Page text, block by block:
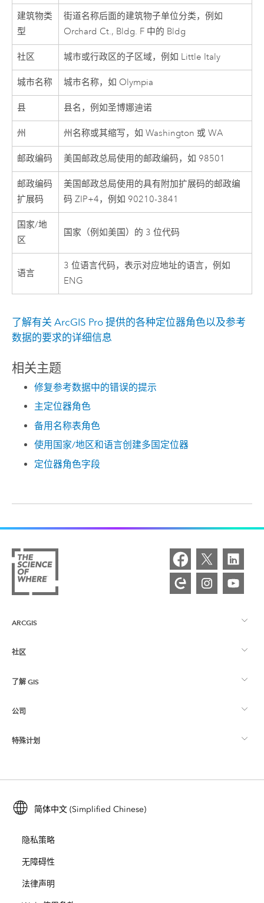
建筑物类
型
街道名称后面的建筑物子单位分类，例如
Orchard Ct., Bldg. F 中的 Bldg
社区 城市或行政区的子区域，例如 Little Italy
城市名称 城市名称，如 Olympia
县 县名，例如圣博娜迪诺
州 州名称或其缩写，如 Washington 或 WA
邮政编码 美国邮政总局使用的邮政编码，如 98501
邮政编码
扩展码
美国邮政总局使用的具有附加扩展码的邮政编
码 ZIP+4，例如 90210-3841
国家/地
区
国家（例如美国）的 3 位代码
语言
3 位语言代码，表示对应地址的语言，例如
ENG
了解有关 ArcGIS Pro提供的各种定位器角色以及参考
数据的要求的详细信息
相关主题
修复参考数据中的错误的提示
主定位器角色
备用名称表角色
使用国家/地区和语言创建多国定位器
定位器角色字段
ARCGIS
ArcGIS 概览
制图
Esri Store
社区
Esri 社区
ArcGIS 博客
Esri 年轻专家关系网
了解 GIS
什么是 GIS？
位置智能
培训
ArcUser
ArcNews
ArcWatch
公司
关于 Esri
招贤纳士
开放视野
特殊计划
ArcGIS for Student Use
保护
简体中文 (Simplified Chinese)
隐私策略
无障碍性
法律声明